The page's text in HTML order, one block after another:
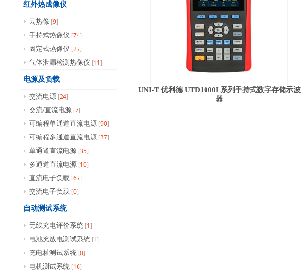
红外热成像仪
云热像 [9]
手持式热像仪 [74]
固定式热像仪 [27]
气体泄漏检测热像仪 [11]
电源及负载
交流电源 [24]
交流/直流电源 [7]
可编程单通道直流电源 [90]
可编程多通道直流电源 [37]
单通道直流电源 [35]
多通道直流电源 [10]
直流电子负载 [67]
交流电子负载 [0]
自动测试系统
无线充电评价系统 [1]
电池充放电测试系统 [1]
充电桩测试系统 [0]
电机测试系统 [16]
UNI-T 优利德 UTD1000L系列手持式数字存储示波
器